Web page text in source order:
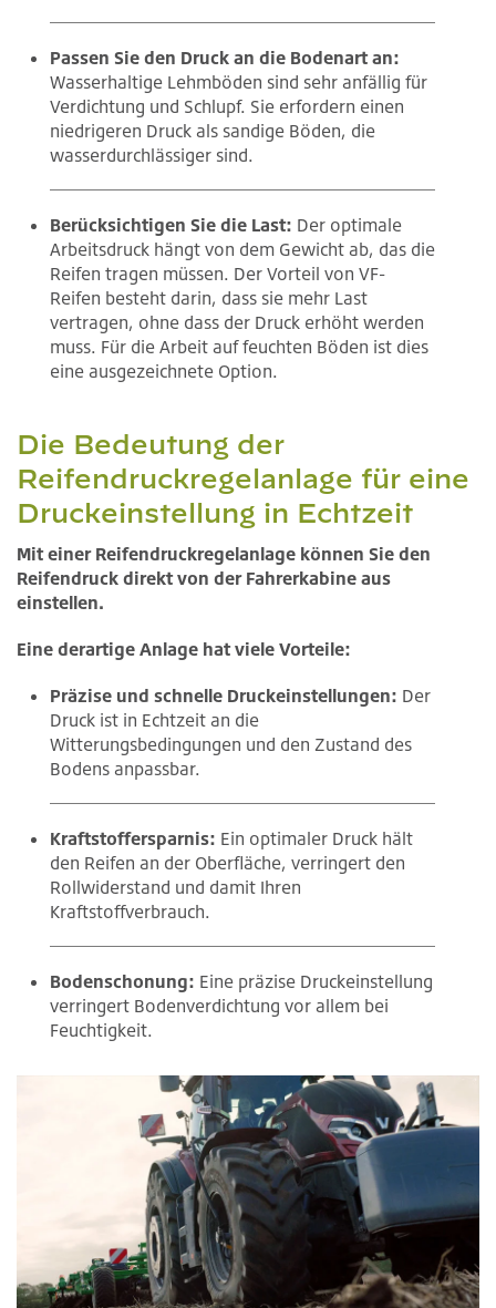
Passen Sie den Druck an die Bodenart an:
Wasserhaltige Lehmböden sind sehr anfällig für
Verdichtung und Schlupf. Sie erfordern einen
niedrigeren Druck als sandige Böden, die
wasserdurchlässiger sind.
Berücksichtigen Sie die Last: Der optimale
Arbeitsdruck hängt von dem Gewicht ab, das die
Reifen tragen müssen. Der Vorteil von VF-
Reifen besteht darin, dass sie mehr Last
vertragen, ohne dass der Druck erhöht werden
muss. Für die Arbeit auf feuchten Böden ist dies
eine ausgezeichnete Option.
Die Bedeutung der
Reifendruckregelanlage für eine
Druckeinstellung in Echtzeit
Mit einer Reifendruckregelanlage können Sie den
Reifendruck direkt von der Fahrerkabine aus
einstellen.
Eine derartige Anlage hat viele Vorteile:
Präzise und schnelle Druckeinstellungen: Der
Druck ist in Echtzeit an die
Witterungsbedingungen und den Zustand des
Bodens anpassbar.
Kraftstoffersparnis: Ein optimaler Druck hält
den Reifen an der Oberfläche, verringert den
Rollwiderstand und damit Ihren
Kraftstoffverbrauch.
Bodenschonung: Eine präzise Druckeinstellung
verringert Bodenverdichtung vor allem bei
Feuchtigkeit.